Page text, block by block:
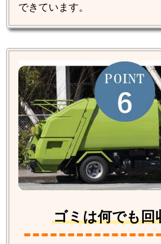
できています。
ゴミは何でも回